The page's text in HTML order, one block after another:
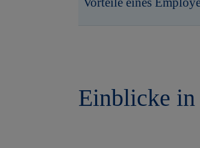
Einblicke in